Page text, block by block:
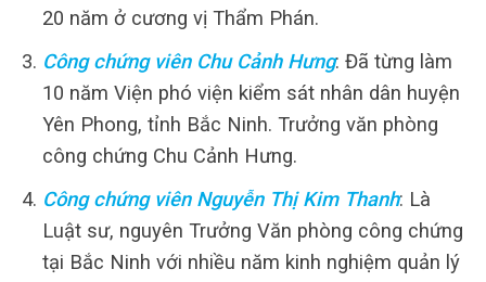
20 năm ở cương vị Thẩm Phán.
Công chứng viên Chu Cảnh Hưng: Đã từng làm
10 năm Viện phó viện kiểm sát nhân dân huyện
Yên Phong, tỉnh Bắc Ninh. Trưởng văn phòng
công chứng Chu Cảnh Hưng.
Công chứng viên Nguyễn Thị Kim Thanh: Là
Luật sư, nguyên Trưởng Văn phòng công chứng
tại Bắc Ninh với nhiều năm kinh nghiệm quản lý